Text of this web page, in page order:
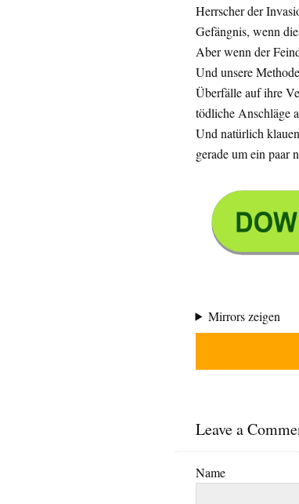
Herrscher der
Gefängnis, wenn
Aber wenn der
Und unsere
Überfälle auf ihre
tödliche Anschläge
Und natürlich
gerade um ein paar
Mirrors zeigen
Leave a
Name